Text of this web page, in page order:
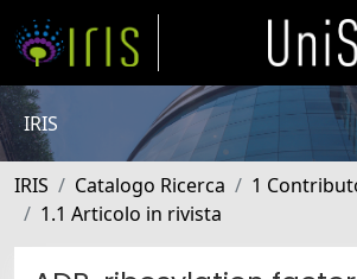
IRIS
IRIS Catalogo Ricerca
1
1.1 Articolo in rivista